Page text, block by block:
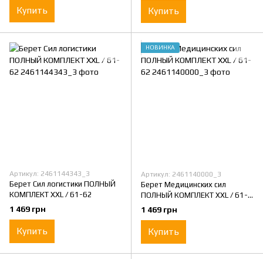
Купить Купить
Артикул: 2461144343_3
Берет Сил логистики ПОЛНЫЙ
КОМПЛЕКТ XXL / 61-62
1 469 грн
Купить
НОВИНКА
Артикул: 2461140000_3
Берет Медицинских сил
ПОЛНЫЙ КОМПЛЕКТ XXL / 61-
62
1 469 грн
Купить